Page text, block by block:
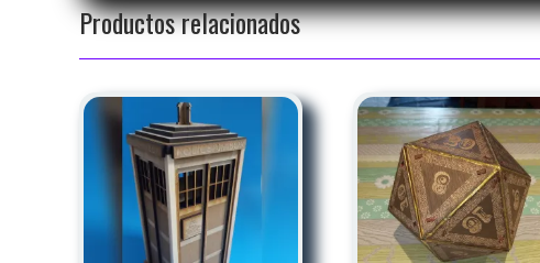
Productos relacionados